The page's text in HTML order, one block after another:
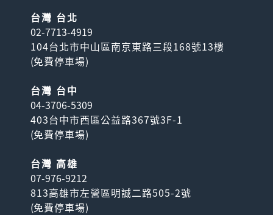
台灣 台北
02-7713-4919
104台北市中山區南京東路三段168號13樓
(免費停車場)
台灣 台中
04-3706-5309
403台中市西區公益路367號3F-1
(免費停車場)
台灣 高雄
07-976-9212
813高雄市左營區明誠二路505-2號
(免費停車場)